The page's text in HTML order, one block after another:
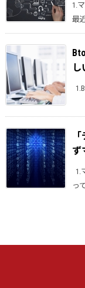
1.
最
し
ず
1.
っ